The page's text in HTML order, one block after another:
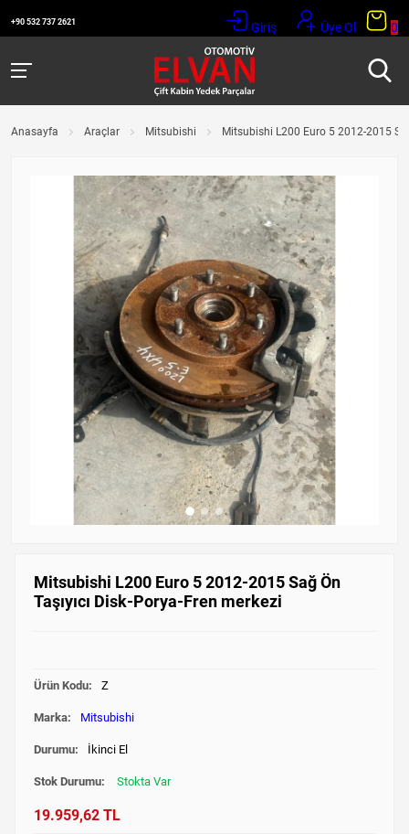
+90 532 737 2621 Giriş Üye Ol 0
Anasayfa Araçlar Mitsubishi Mitsubishi L200 Euro 5 2012-2015
Mitsubishi L200 Euro 5 2012-2015 Sağ Ön
Taşıyıcı Disk-Porya-Fren merkezi
Ürün Kodu: Z
Marka: Mitsubishi
Durumu: İkinci El
Stok Durumu: Stokta Var
19.959,62 TL